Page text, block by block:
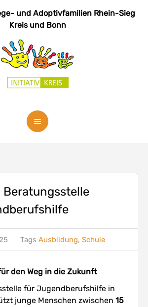
und Adoptivfamilien Rhein-Sieg
Kreis und Bonn
Beratungsstelle
Tags Ausbildung, Schule
den Weg in die Zukunft
für Jugendberufshilfe in
junge Menschen zwischen 15